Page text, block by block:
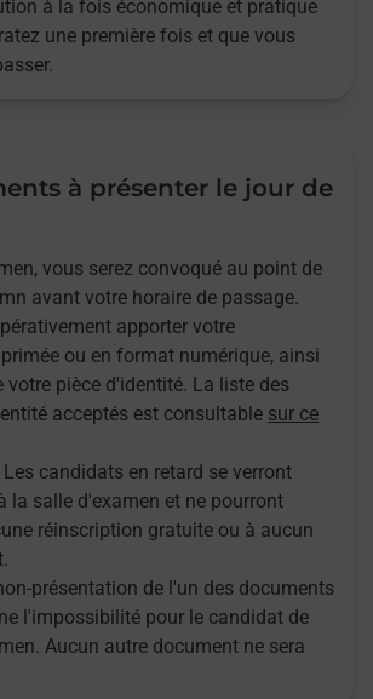
à la fois économique et pratique
une première fois et que vous
à présenter le jour de
vous serez convoqué au point de
avant votre horaire de passage.
apporter votre
ou en format numérique, ainsi
votre pièce d'identité. La liste des
acceptés est consultable sur ce
candidats en retard se verront
la salle d'examen et ne pourront
réinscription gratuite ou à aucun
présentation de l'un des documents
l'impossibilité pour le candidat de
Aucun autre document ne sera